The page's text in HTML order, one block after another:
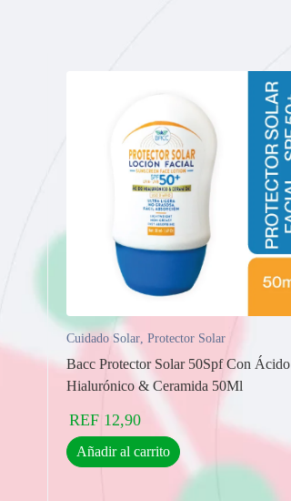
Cuidado Solar, Protector Solar
Bacc Protector Solar 50Spf Con Ácido
Hialurónico & Ceramida 50Ml
REF 12,90
Añadir al carrito